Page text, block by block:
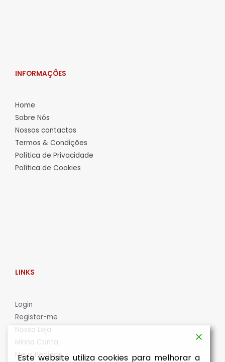
INFORMAÇÕES
Home
Sobre Nós
Nossos contactos
Termos & Condições
Política de Privacidade
Política de Cookies
LINKS
Login
Registar-me
Nossa Loja
Minha Conta
Meus Pedidos
Este website utiliza cookies para melhorar a